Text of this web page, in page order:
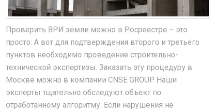
Проверить ВРИ земли можно в Росреестре – это
просто. А вот для подтверждения второго и третьего
пунктов необходимо проведение строительно-
технической экспертизы. Заказать эту процедуру в
Москве можно в компании CNSE GROUP. Наши
эксперты тщательно обследуют объект по
отработанному алгоритму. Если нарушения не